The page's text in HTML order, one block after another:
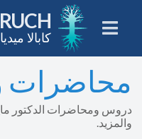
كابالا ميديا
والمزيد.